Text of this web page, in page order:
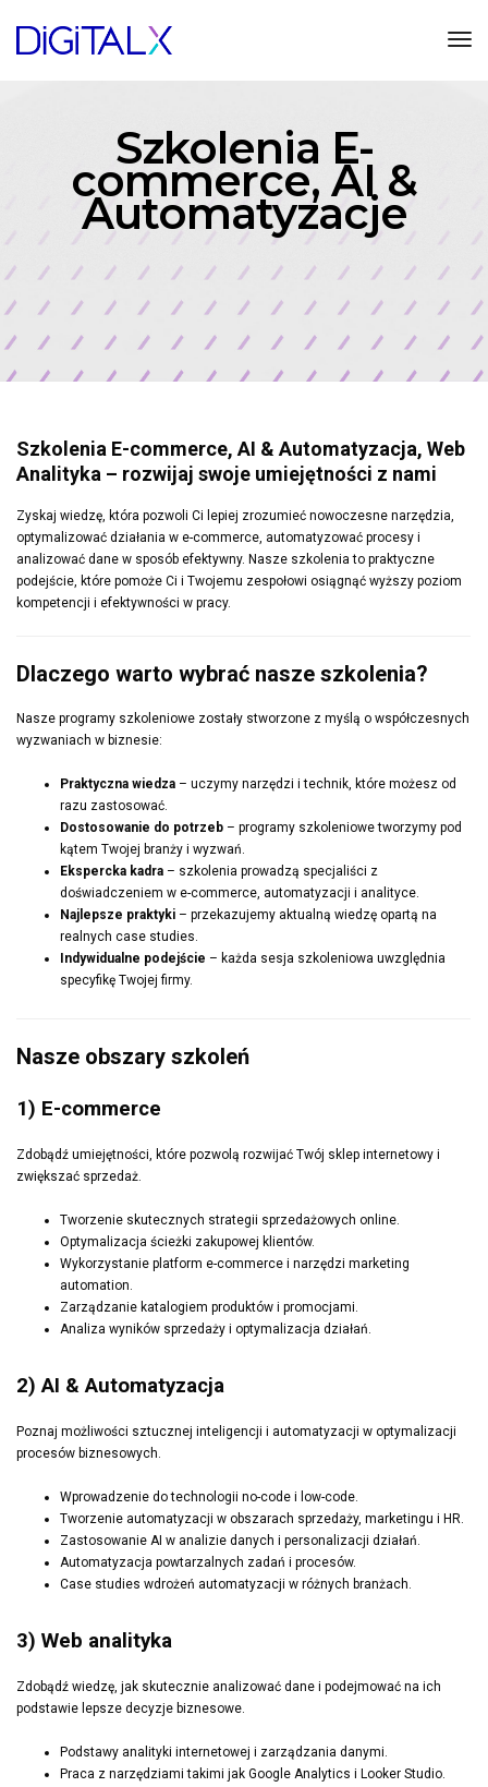
Szkolenia E-
commerce, AI &
Automatyzacje
Szkolenia E-commerce, AI & Automatyzacja, Web
Analityka – rozwijaj swoje umiejętności z nami
Zyskaj wiedzę, która pozwoli Ci lepiej zrozumieć nowoczesne narzędzia,
optymalizować działania w e-commerce, automatyzować procesy i
analizować dane w sposób efektywny. Nasze szkolenia to praktyczne
podejście, które pomoże Ci i Twojemu zespołowi osiągnąć wyższy poziom
kompetencji i efektywności w pracy.
Dlaczego warto wybrać nasze szkolenia?
Nasze programy szkoleniowe zostały stworzone z myślą o współczesnych
wyzwaniach w biznesie:
Praktyczna wiedza – uczymy narzędzi i technik, które możesz od
razu zastosować.
Dostosowanie do potrzeb – programy szkoleniowe tworzymy pod
kątem Twojej branży i wyzwań.
Ekspercka kadra – szkolenia prowadzą specjaliści z
doświadczeniem w e-commerce, automatyzacji i analityce.
Najlepsze praktyki – przekazujemy aktualną wiedzę opartą na
realnych case studies.
Indywidualne podejście – każda sesja szkoleniowa uwzględnia
specyfikę Twojej firmy.
Nasze obszary szkoleń
1) E-commerce
Zdobądź umiejętności, które pozwolą rozwijać Twój sklep internetowy i
zwiększać sprzedaż.
Tworzenie skutecznych strategii sprzedażowych online.
Optymalizacja ścieżki zakupowej klientów.
Wykorzystanie platform e-commerce i narzędzi marketing
automation.
Zarządzanie katalogiem produktów i promocjami.
Analiza wyników sprzedaży i optymalizacja działań.
2) AI & Automatyzacja
Poznaj możliwości sztucznej inteligencji i automatyzacji w optymalizacji
procesów biznesowych.
Wprowadzenie do technologii no-code i low-code.
Tworzenie automatyzacji w obszarach sprzedaży, marketingu i HR.
Zastosowanie AI w analizie danych i personalizacji działań.
Automatyzacja powtarzalnych zadań i procesów.
Case studies wdrożeń automatyzacji w różnych branżach.
3) Web analityka
Zdobądź wiedzę, jak skutecznie analizować dane i podejmować na ich
podstawie lepsze decyzje biznesowe.
Podstawy analityki internetowej i zarządzania danymi.
Praca z narzędziami takimi jak Google Analytics i Looker Studio.